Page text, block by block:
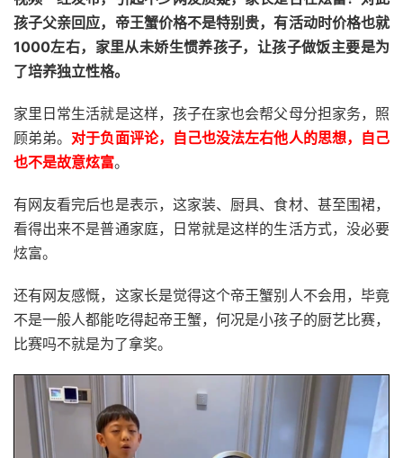
孩子父亲回应，帝王蟹价格不是特别贵，有活动时价格也就
1000左右，家里从未娇生惯养孩子，让孩子做饭主要是为
了培养独立性格。
家里日常生活就是这样，孩子在家也会帮父母分担家务，照
顾弟弟。 对于负面评论，自己也没法左右他人的思想，自己
也不是故意炫富。
有网友看完后也是表示，这家装、厨具、食材、甚至围裙，
看得出来不是普通家庭，日常就是这样的生活方式，没必要
炫富。
还有网友感慨，这家长是觉得这个帝王蟹别人不会用，毕竟
不是一般人都能吃得起帝王蟹，何况是小孩子的厨艺比赛，
比赛吗不就是为了拿奖。